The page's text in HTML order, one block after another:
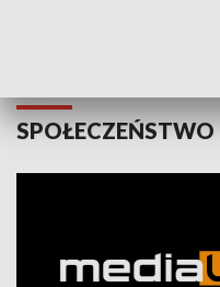
SPOŁECZEŃSTWO